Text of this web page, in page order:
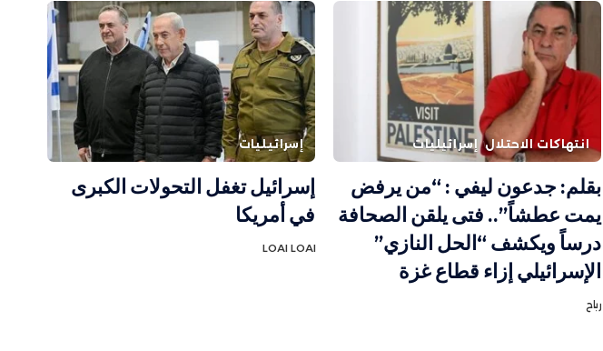
انتهاكات الاحتلال إسرائيليات
بقلم: جدعون ليفي : “من يرفض
يمت عطشاً”.. فتى يلقن الصحافة
درساً ويكشف “الحل النازي”
الإسرائيلي إزاء قطاع غزة
رباح
إسرائيليات
إسرائيل تغفل التحولات الكبرى
في أمريكا
LOAI LOAI